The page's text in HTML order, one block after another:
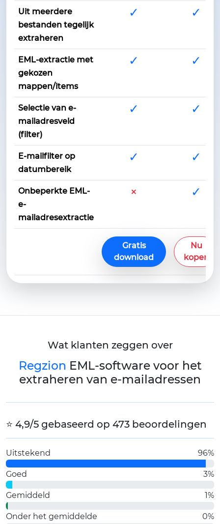
Uit meerdere
bestanden tegelijk
extraheren
✓ ✓
EML-extractie met
gekozen
mappen/items
✓ ✓
Selectie van e-
mailadresveld
(filter)
✓ ✓
E-mailfilter op
datumbereik
✓ ✓
Onbeperkte EML-
e-
mailadresextractie
× ✓
Gratis
download
Nu
kopen
Wat klanten zeggen over
Regzion EML-software voor het
extraheren van e-mailadressen
⭐ 4,9/5 gebaseerd op 473 beoordelingen
Uitstekend 96%
Goed 3%
Gemiddeld 1%
Onder het gemiddelde 0%